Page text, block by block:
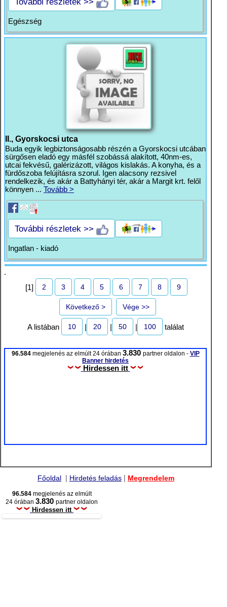
Egészség
II., Gyorskocsi utca
Buda egyik legbiztonságosabb részén a Gyorskocsi utcában
sürgősen eladó egy másfél szobássá alakított, 40nm-es,
utcai fekvésű, galérizázott, világos kislakás. A konyha, és a
fürdőszoba felújításra szorul. Igen alacsony rezsivel
rendelkezik, és akár a Battyhányi tér, akár a Margit krt. felől
könnyen ... Tovább >
További részletek >>
Ingatlan - kiadó
.
[1]
2 3 4 5 6 7 8 9
Következő > Vége >>
A listában 10 20 50 100 találat
96.584megjelenés az elmúlt 24 órában 3.830 partner oldalon - VIP
Banner hirdetés
Hirdessen itt
Főoldal | Hirdetés feladás | Megrendelem
96.584megjelenés az elmúlt
24 órában 3.830 partner oldalon
Hirdessen itt